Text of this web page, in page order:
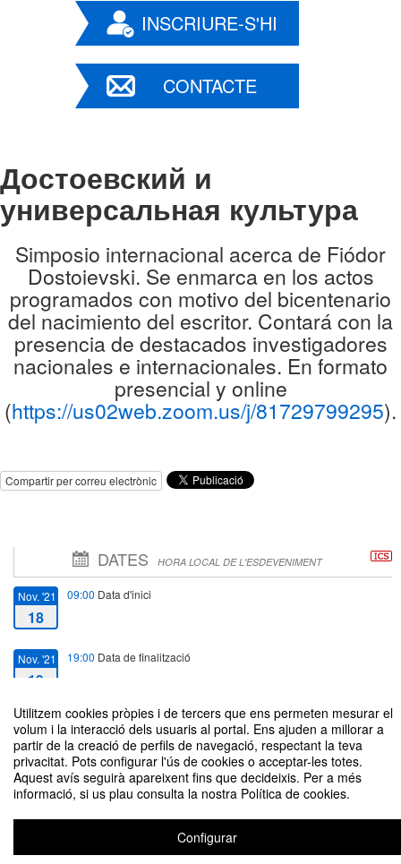
Utilitzem cookies pròpies i de tercers que ens permeten mesurar el
volum i la interacció dels usuaris al portal. Ens ajuden a millorar a
partir de la creació de perfils de navegació, respectant la teva
privacitat. Pots configurar l'ús de cookies o acceptar-les totes.
Aquest avís seguirà apareixent fins que decideixis. Per a més
informació, si us plau consulta la nostra Política de cookies.
Configurar
INSCRIURE-S'HI
CONTACTE
Достоевский и
универсальная культура
Simposio internacional acerca de Fiódor
Dostoievski. Se enmarca en los actos
programados con motivo del bicentenario
del nacimiento del escritor. Contará con la
presencia de destacados investigadores
nacionales e internacionales. En formato
presencial y online
(https://us02web.zoom.us/j/81729799295).
Compartir per correu electrònic
DATES HORA LOCAL DE L'ESDEVENIMENT
Nov. '21
18
09:00 Data d'inici
Nov. '21
19
19:00 Data de finalització
Dostoievski y la cultura universal
Eslaus)